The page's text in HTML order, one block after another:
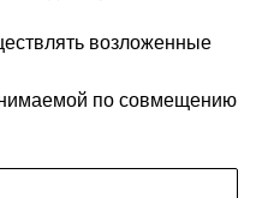
возложенные
по совмещению